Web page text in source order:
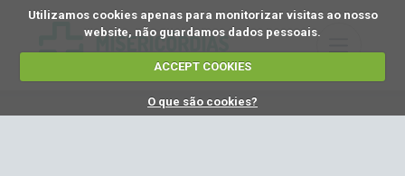
Utilizamos cookies apenas para monitorizar visitas ao nosso
website, não guardamos dados pessoais.
ACCEPT COOKIES
O que são cookies?